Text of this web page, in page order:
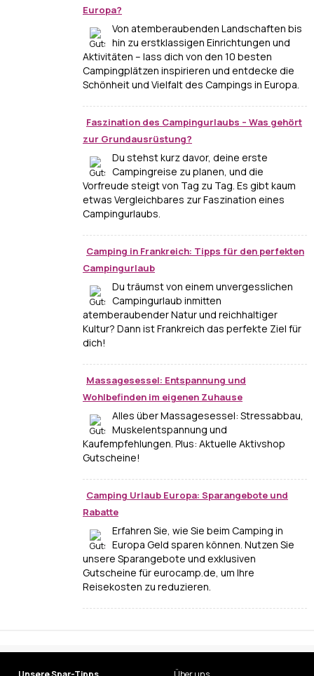
Europa?
Von atemberaubenden Landschaften bis
hin zu erstklassigen Einrichtungen und
Aktivitäten – lass dich von den 10 besten
Campingplätzen inspirieren und entdecke die
Schönheit und Vielfalt des Campings in Europa.
Faszination des Campingurlaubs – Was gehört
zur Grundausrüstung?
Du stehst kurz davor, deine erste
Campingreise zu planen, und die
Vorfreude steigt von Tag zu Tag. Es gibt kaum
etwas Vergleichbares zur Faszination eines
Campingurlaubs.
Camping in Frankreich: Tipps für den perfekten
Campingurlaub
Du träumst von einem unvergesslichen
Campingurlaub inmitten
atemberaubender Natur und reichhaltiger
Kultur? Dann ist Frankreich das perfekte Ziel für
dich!
Massagesessel: Entspannung und
Wohlbefinden im eigenen Zuhause
Alles über Massagesessel: Stressabbau,
Muskelentspannung und
Kaufempfehlungen. Plus: Aktuelle Aktivshop
Gutscheine!
Camping Urlaub Europa: Sparangebote und
Rabatte
Erfahren Sie, wie Sie beim Camping in
Europa Geld sparen können. Nutzen Sie
unsere Sparangebote und exklusiven
Gutscheine für eurocamp.de, um Ihre
Reisekosten zu reduzieren.